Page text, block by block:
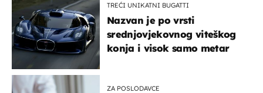
TREĆI UNIKATNI BUGATTI
Nazvan je po vrsti
srednjovjekovnog viteškog
konja i visok samo metar
ZA POSLODAVCE